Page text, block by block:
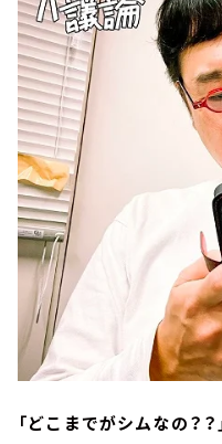
「どこまでがシムなの？？